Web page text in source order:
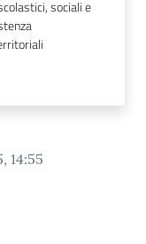
sociali e
14:55